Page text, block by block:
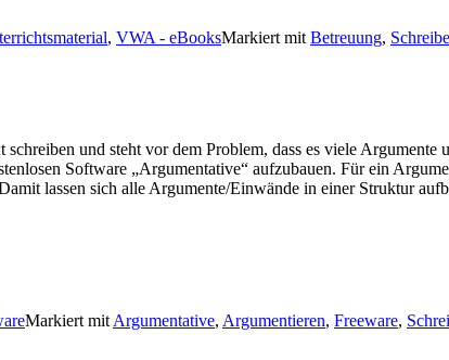
, VWA - eBooksMarkiert mit Betreuung,
und steht vor dem Problem, dass es viele Argumente
Software „Argumentative“ aufzubauen. Für ein
lassen sich alle Argumente/Einwände in einer Struktur
Markiert mit Argumentative, Argumentieren, Freeware,